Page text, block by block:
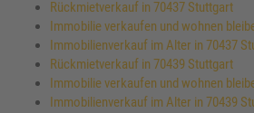
Rückmietverkauf in 70437 Stuttgart
Immobilie verkaufen und wohnen
Immobilienverkauf im Alter in 70437
Rückmietverkauf in 70439 Stuttgart
Immobilie verkaufen und wohnen
Immobilienverkauf im Alter in 70439